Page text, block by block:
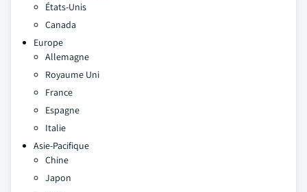
États-Unis
Canada
Europe
Allemagne
Royaume Uni
France
Espagne
Italie
Asie-Pacifique
Chine
Japon